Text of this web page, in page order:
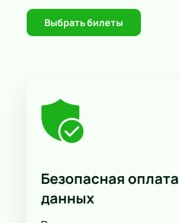
Выбрать билеты
Безопасная
данных